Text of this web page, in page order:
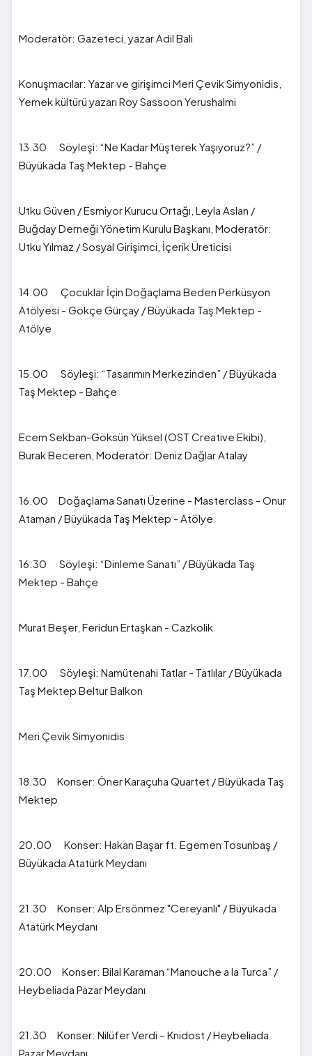
Moderatör: Gazeteci, yazar Adil Bali
Konuşmacılar: Yazar ve girişimci Meri Çevik Simyonidis,
Yemek kültürü yazarı Roy Sassoon Yerushalmi
13.30 Söyleşi: “Ne Kadar Müşterek Yaşıyoruz?” /
Büyükada Taş Mektep - Bahçe
Utku Güven / Esmiyor Kurucu Ortağı, Leyla Aslan /
Buğday Derneği Yönetim Kurulu Başkanı, Moderatör:
Utku Yılmaz / Sosyal Girişimci, İçerik Üreticisi
14.00 Çocuklar İçin Doğaçlama Beden Perküsyon
Atölyesi - Gökçe Gürçay / Büyükada Taş Mektep -
Atölye
15.00 Söyleşi: “Tasarımın Merkezinden” / Büyükada
Taş Mektep - Bahçe
Ecem Sekban-Göksün Yüksel (OST Creative Ekibi),
Burak Beceren, Moderatör: Deniz Dağlar Atalay
16.00 Doğaçlama Sanatı Üzerine - Masterclass - Onur
Ataman / Büyükada Taş Mektep - Atölye
16.30 Söyleşi: “Dinleme Sanatı” / Büyükada Taş
Mektep - Bahçe
Murat Beşer, Feridun Ertaşkan - Cazkolik
17.00 Söyleşi: Namütenahi Tatlar - Tatlılar / Büyükada
Taş Mektep Beltur Balkon
Meri Çevik Simyonidis
18.30 Konser: Öner Karaçuha Quartet / Büyükada Taş
Mektep
20.00 Konser: Hakan Başar ft. Egemen Tosunbaş /
Büyükada Atatürk Meydanı
21.30 Konser: Alp Ersönmez "Cereyanlı" / Büyükada
Atatürk Meydanı
20.00 Konser: Bilal Karaman “Manouche a la Turca” /
Heybeliada Pazar Meydanı
21.30 Konser: Nilüfer Verdi – Knidost / Heybeliada
Pazar Meydanı